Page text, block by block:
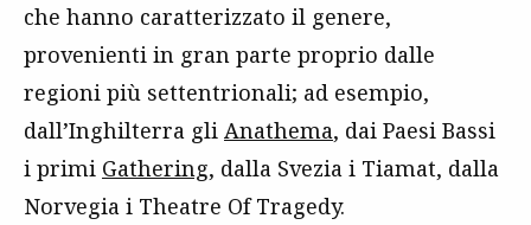
che hanno caratterizzato il genere,
provenienti in gran parte proprio dalle
regioni più settentrionali; ad esempio,
dall’Inghilterra gli Anathema, dai Paesi Bassi
i primi Gathering, dalla Svezia i Tiamat, dalla
Norvegia i Theatre Of Tragedy.